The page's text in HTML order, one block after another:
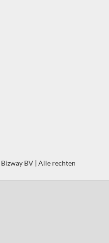
Bizway BV | Alle rechten